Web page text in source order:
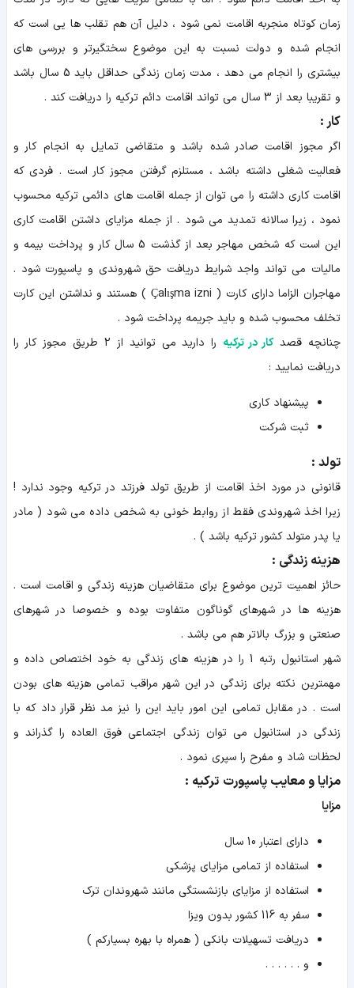
زمان کوتاه منجربه اقامت نمی شود ، دلیل آن هم تقلب ها یی است که
انجام شده و دولت نسبت به این موضوع سختگیرتر و بررسی های
بیشتری را انجام می دهد ، مدت زمان زندگی حداقل باید 5 سال باشد
و تقریبا بعد از 3 سال می تواند اقامت دائم ترکیه را دریافت کند .
کار :
اگر مجوز اقامت صادر شده باشد و متقاضی تمایل به انجام کار و
فعالیت شغلی داشته باشد ، مستلزم گرفتن مجوز کار است . فردی که
اقامت کاری داشته را می توان از جمله اقامت های دائمی ترکیه محسوب
نمود ، زیرا سالانه تمدید می شود . از جمله مزایای داشتن اقامت کاری
این است که شخص مهاجر بعد از گذشت 5 سال کار و پرداخت بیمه و
مالیات می تواند واجد شرایط دریافت حق شهروندی و پاسپورت شود .
مهاجران الزاما دارای کارت ( Çalışma izni ) هستند و نداشتن این کارت
تخلف محسوب شده و باید جریمه پرداخت شود .
چنانچه قصدکار در ترکیه
را دارید می توانید از 2 طریق مجوز کار را
دریافت نمایید :
پیشنهاد کاری
ثبت شرکت
تولد :
قانونی در مورد اخذ اقامت از طریق تولد فرزتد در ترکیه وجود ندارد !
زیرا اخذ شهروندی فقط از روابط خونی به شخص داده می شود ( مادر
یا پدر متولد کشور ترکیه باشد ) .
هزینه زندگی :
حائز اهمیت ترین موضوع برای متقاضیان هزینه زندگی و اقامت است .
هزینه ها در شهرهای گوناگون متفاوت بوده و خصوصا در شهرهای
صنعتی و بزرگ بالاتر هم می باشد .
شهر استانبول رتبه 1 را در هزینه های زندگی به خود اختصاص داده و
مهمترین نکته برای زندگی در این شهر مراقب تمامی هزینه های بودن
است . در مقابل تمامی این امور باید این را نیز مد نظر قرار داد که با
زندگی در استانبول می توان زندگی اجتماعی فوق العاده را گذراند و
لحظات شاد و مفرح را سپری نمود .
مزایا و معایب پاسپورت ترکیه :
مزایا
دارای اعتبار 10 سال
استفاده از تمامی مزایای پزشکی
استفاده از مزایای بازنشستگی مانند شهروندان ترک
سفر به 116 کشور بدون ویزا
دریافت تسهیلات بانکی ( همراه با بهره بسیارکم )
و . . . . . .